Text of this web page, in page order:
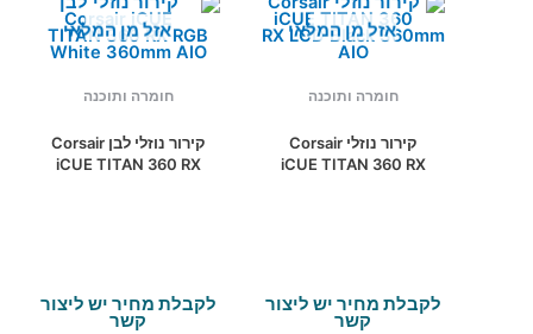
אזל מן המלאי
חומרה ותוכנה
קירור נוזלי Corsair
iCUE TITAN 360 RX
לקבלת מחיר יש ליצור
קשר
אזל מן המלאי
חומרה ותוכנה
קירור נוזלי לבן Corsair
iCUE TITAN 360 RX
לקבלת מחיר יש ליצור
קשר